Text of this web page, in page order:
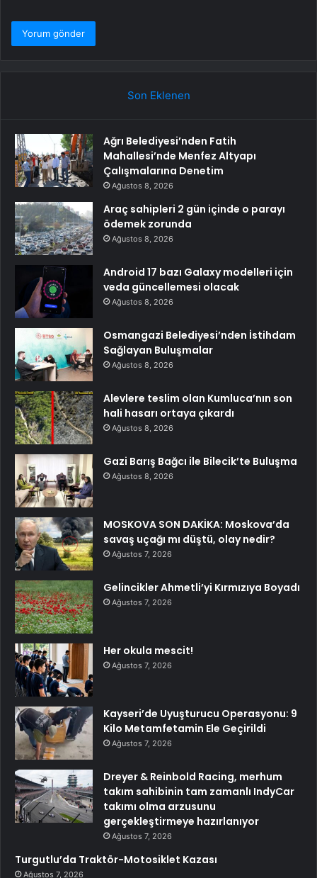
Son Eklenen
Ağrı Belediyesi’nden Fatih
Mahallesi’nde Menfez Altyapı
Çalışmalarına Denetim
Ağustos 8, 2026
Araç sahipleri 2 gün içinde o parayı
ödemek zorunda
Ağustos 8, 2026
Android 17 bazı Galaxy modelleri için
veda güncellemesi olacak
Ağustos 8, 2026
Osmangazi Belediyesi’nden İstihdam
Sağlayan Buluşmalar
Ağustos 8, 2026
Alevlere teslim olan Kumluca’nın son
hali hasarı ortaya çıkardı
Ağustos 8, 2026
Gazi Barış Bağcı ile Bilecik’te Buluşma
Ağustos 8, 2026
MOSKOVA SON DAKİKA: Moskova’da
savaş uçağı mı düştü, olay nedir?
Ağustos 7, 2026
Gelincikler Ahmetli’yi Kırmızıya Boyadı
Ağustos 7, 2026
Her okula mescit!
Ağustos 7, 2026
Kayseri’de Uyuşturucu Operasyonu: 9
Kilo Metamfetamin Ele Geçirildi
Ağustos 7, 2026
Dreyer & Reinbold Racing, merhum
takım sahibinin tam zamanlı IndyCar
takımı olma arzusunu
gerçekleştirmeye hazırlanıyor
Ağustos 7, 2026
Turgutlu’da Traktör-Motosiklet Kazası
Ağustos 7, 2026